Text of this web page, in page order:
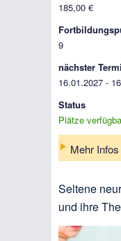
185,00 €
9
nächster
16.01.2027 -
Status
Plätze
Mehr Infos
Seltene
und ihre